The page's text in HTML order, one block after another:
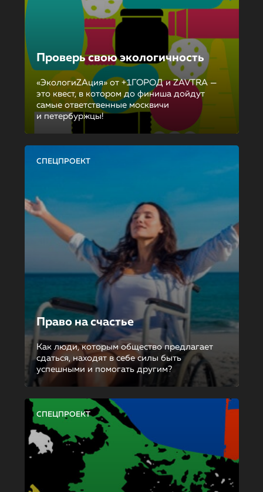
Проверь свою экологичность
«ЭкологиZAция» от +1ГОРОД и ZAVTRA —
это квест, в котором до финиша дойдут
самые ответственные москвичи
и петербуржцы!
СПЕЦПРОЕКТ
Право на счастье
Как люди, которым общество предлагает
сдаться, находят в себе силы быть
успешными и помогать другим?
СПЕЦПРОЕКТ